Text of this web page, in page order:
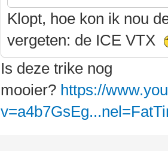
Klopt, hoe kon ik nou
vergeten: de ICE VTX
Is deze trike nog
mooier? https://